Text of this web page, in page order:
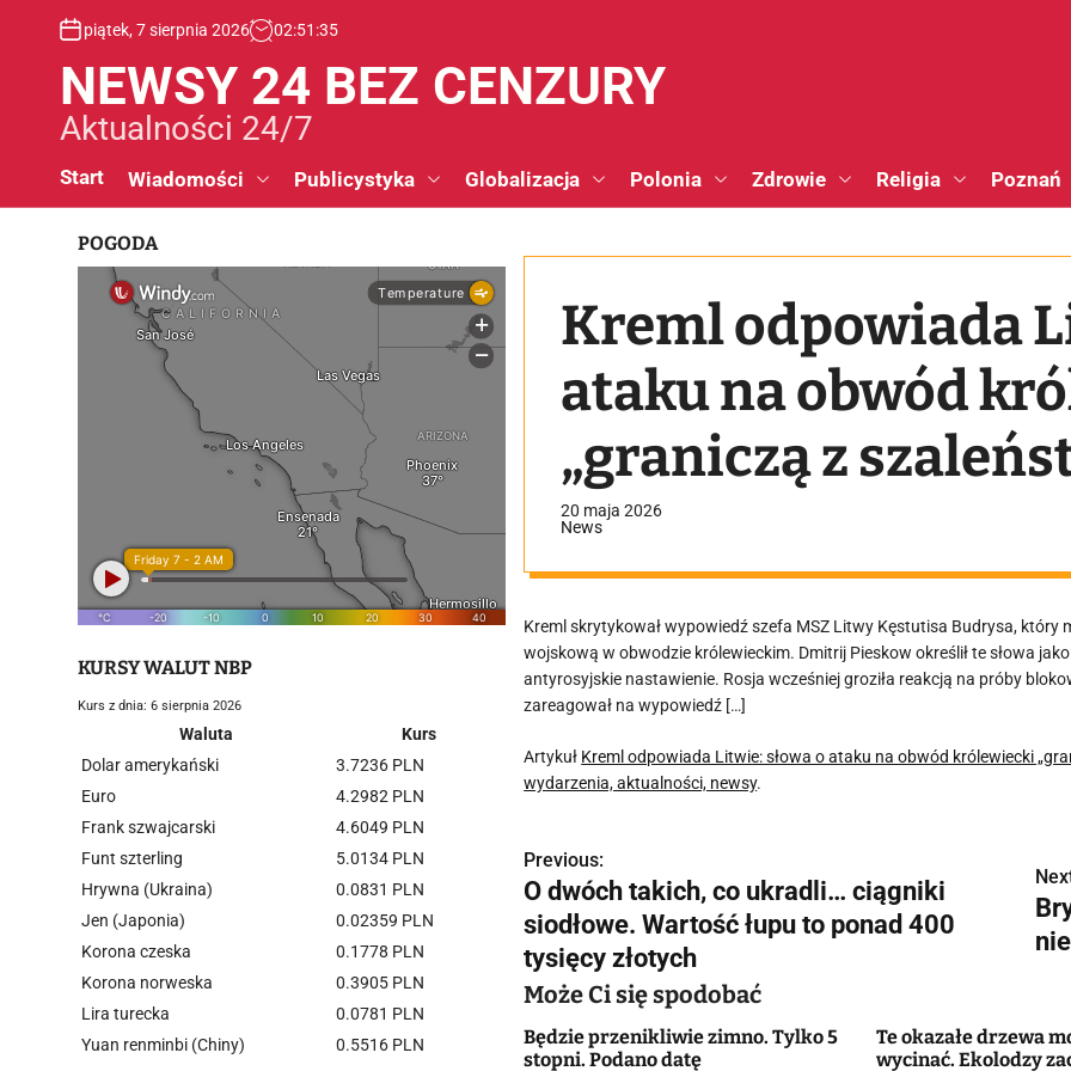
piątek, 7 sierpnia 2026 02:51 :36
NEWSY 24 BEZ CENZURY
Aktualności 24/7
Start Wiadomości Publicystyka Globalizacja Polonia Zdrowie Religia Poznań
Kreml odpowiada
ataku na obwód
„graniczą z
20 maja 2026
News
Kreml skrytykował wypowiedź szefa MSZ Litwy Kęstutisa Budrysa,
wojskową w obwodzie królewieckim. Dmitrij Pieskow określił te słowa
antyrosyjskie nastawienie. Rosja wcześniej groziła reakcją na próby
zareagował na wypowiedź […]
Artykuł Kreml odpowiada Litwie: słowa o ataku na obwód królewiecki
wydarzenia, aktualności, newsy.
N
a
w
i
g
Previous:
O dwóch takich, co ukradli… ciągniki
siodłowe. Wartość łupu to ponad 400
tysięcy złotych
Może Ci się spodobać
Będzie przenikliwie zimno. Tylko 5
stopni. Podano datę
Te okazałe drzewa
wycinać. Ekolodzy
POGODA
KURSY WALUT NBP
Kurs z dnia: 6 sierpnia 2026
Waluta
Kurs
Dolar amerykański
3.7236 PLN
Euro
4.2982 PLN
Frank szwajcarski
4.6049 PLN
Funt szterling
5.0134 PLN
Hrywna (Ukraina)
0.0831 PLN
Jen (Japonia)
0.02359 PLN
Korona czeska
0.1778 PLN
Korona norweska
0.3905 PLN
Lira turecka
0.0781 PLN
Yuan renminbi (Chiny)
0.5516 PLN